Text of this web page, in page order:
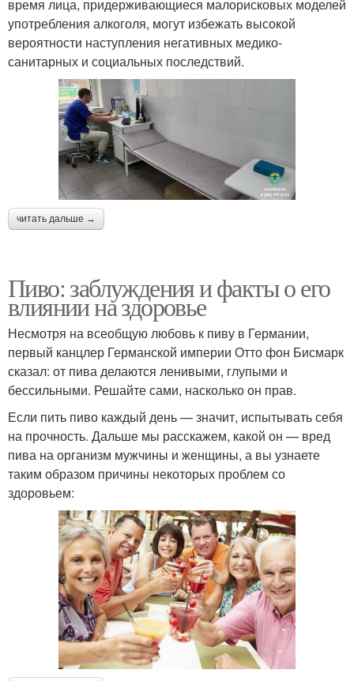
время лица, придерживающиеся малорисковых моделей
употребления алкоголя, могут избежать высокой
вероятности наступления негативных медико-
санитарных и социальных последствий.
читать дальше →
Пиво: заблуждения и факты о его
влиянии на здоровье
Несмотря на всеобщую любовь к пиву в Германии,
первый канцлер Германской империи Отто фон Бисмарк
сказал: от пива делаются ленивыми, глупыми и
бессильными. Решайте сами, насколько он прав.
Если пить пиво каждый день — значит, испытывать себя
на прочность. Дальше мы расскажем, какой он — вред
пива на организм мужчины и женщины, а вы узнаете
таким образом причины некоторых проблем со
здоровьем: